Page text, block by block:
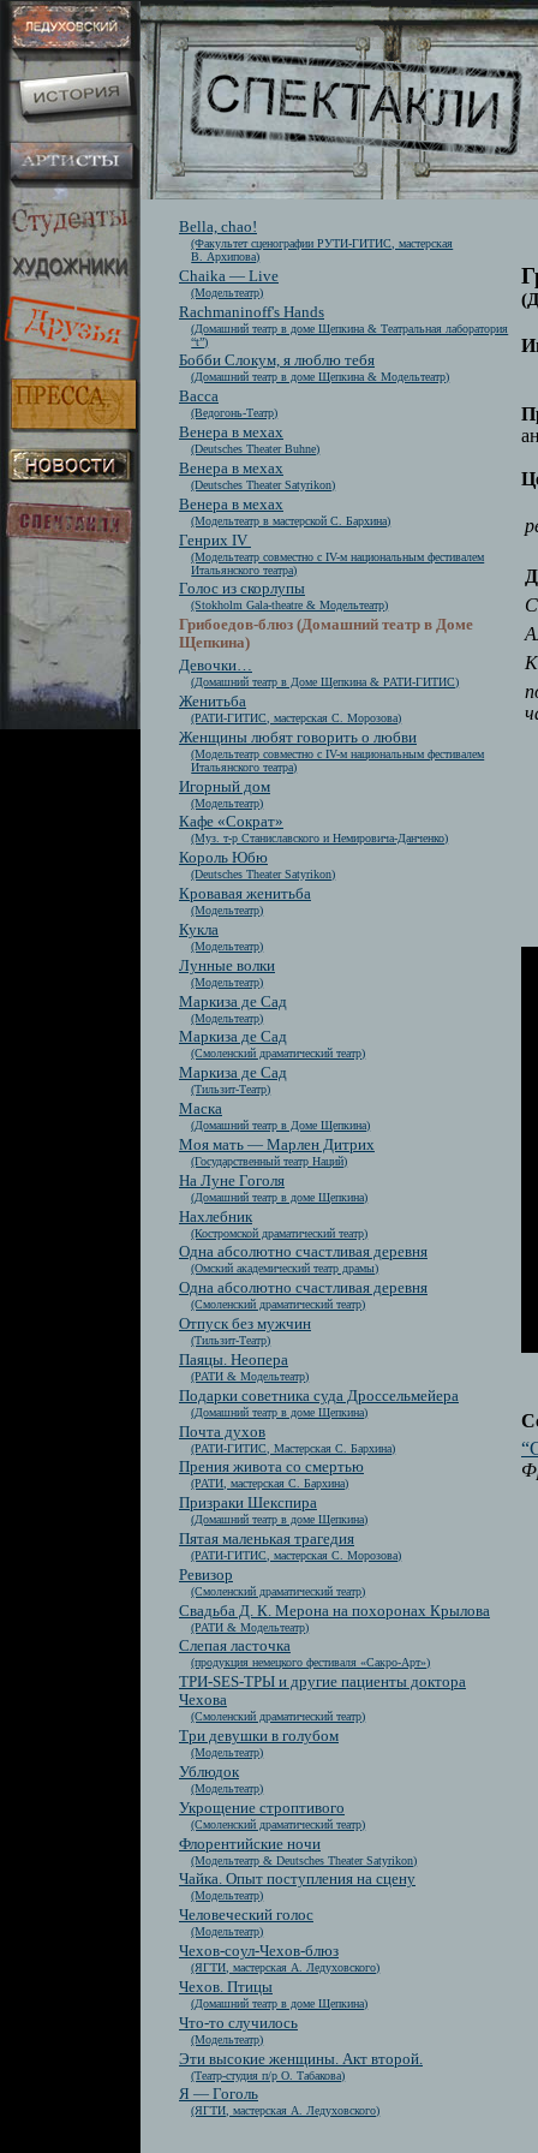
Bella, chao!
(Факультет сценографии РУТИ-ГИТИС, мастерская
В. Архипова)
Chaika — Live
(Модельтеатр)
Rachmaninoff's Hands
(Домашний театр в доме Щепкина & Театральная лаборатория
“t”)
Бобби Слокум, я люблю тебя
(Домашний театр в доме Щепкина & Модельтеатр)
Васса
(Ведогонь-Театр)
Венера в мехах
(Deutsches Theater Buhne)
Венера в мехах
(Deutsches Theater Satyrikon)
Венера в мехах
(Модельтеатр в мастерской С. Бархина)
Генрих IV
(Модельтеатр совместно с IV-м национальным фестивалем
Итальянского театра)
Голос из скорлупы
(Stokholm Gala-theatre & Модельтеатр)
Грибоедов-блюз (Домашний театр в Доме
Щепкина)
Девочки…
(Домашний театр в Доме Щепкина & РАТИ-ГИТИС)
Женитьба
(РАТИ-ГИТИС, мастерская С. Морозова)
Женщины любят говорить о любви
(Модельтеатр совместно с IV-м национальным фестивалем
Итальянского театра)
Игорный дом
(Модельтеатр)
Кафе «Сократ»
(Муз. т-р Станиславского и Немировича-Данченко)
Король Юбю
(Deutsches Theater Satyrikon)
Кровавая женитьба
(Модельтеатр)
Кукла
(Модельтеатр)
Лунные волки
(Модельтеатр)
Маркиза де Сад
(Модельтеатр)
Маркиза де Сад
(Смоленский драматический театр)
Маркиза де Сад
(Тильзит-Театр)
Маска
(Домашний театр в Доме Щепкина)
Моя мать — Марлен Дитрих
(Государственный театр Наций)
На Луне Гоголя
(Домашний театр в доме Щепкина)
Нахлебник
(Костромской драматический театр)
Одна абсолютно счастливая деревня
(Омский академический театр драмы)
Одна абсолютно счастливая деревня
(Смоленский драматический театр)
Отпуск без мужчин
(Тильзит-Театр)
Паяцы. Неопера
(РАТИ & Модельтеатр)
Подарки советника суда Дроссельмейера
(Домашний театр в доме Щепкина)
Почта духов
(РАТИ-ГИТИС, Мастерская С. Бархина)
Прения живота со смертью
(РАТИ, мастерская С. Бархина)
Призраки Шекспира
(Домашний театр в доме Щепкина)
Пятая маленькая трагедия
(РАТИ-ГИТИС, мастерская С. Морозова)
Ревизор
(Смоленский драматический театр)
Свадьба Д. К. Мерона на похоронах Крылова
(РАТИ & Модельтеатр)
Слепая ласточка
(продукция немецкого фестиваля «Сакро-Арт»)
ТРИ-SES-ТРЫ и другие пациенты доктора
Чехова
(Смоленский драматический театр)
Три девушки в голубом
(Модельтеатр)
Ублюдок
(Модельтеатр)
Укрощение строптивого
(Смоленский драматический театр)
Флорентийские ночи
(Модельтеатр & Deutsches Theater Satyrikon)
Чайка. Опыт поступления на сцену
(Модельтеатр)
Человеческий голос
(Модельтеатр)
Чехов-соул-Чехов-блюз
(ЯГТИ, мастерская А. Ледуховского)
Чехов. Птицы
(Домашний театр в доме Щепкина)
Что-то случилось
(Модельтеатр)
Эти высокие женщины. Акт второй.
(Театр-студия п/р О. Табакова)
Я — Гоголь
(ЯГТИ, мастерская А. Ледуховского)